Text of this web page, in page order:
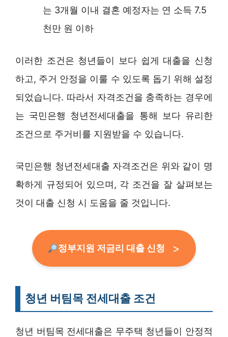
는 3개월 이내 결혼 예정자는 연 소득 7.5
천만 원 이하
이러한 조건은 청년들이 보다 쉽게 대출을 신청
하고, 주거 안정을 이룰 수 있도록 돕기 위해 설정
되었습니다. 따라서 자격조건을 충족하는 경우에
는 국민은행 청년전세대출을 통해 보다 유리한
조건으로 주거비를 지원받을 수 있습니다.
국민은행 청년전세대출 자격조건은 위와 같이 명
확하게 규정되어 있으며, 각 조건을 잘 살펴보는
것이 대출 신청 시 도움을 줄 것입니다.
정부지원 저금리 대출 신청
청년 버팀목 전세대출 조건
청년 버팀목 전세대출은 무주택 청년들이 안정적